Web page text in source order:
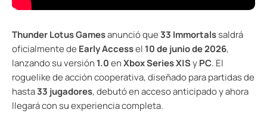
Thunder Lotus Gamesanunció que33 Immortalssaldrá
oficialmente de Early Accessel 10 de junio de 2026,
lanzando su versión 1.0enXbox Series X|SyPC. El
roguelike de acción cooperativa, diseñado para partidas de
hasta33 jugadores, debutó en acceso anticipado y ahora
llegará con su experiencia completa.